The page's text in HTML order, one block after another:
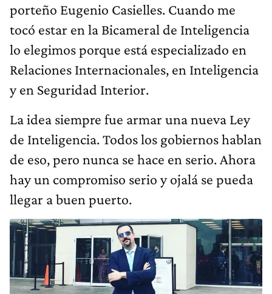
porteño Eugenio Casielles. Cuando me
tocó estar en la Bicameral de Inteligencia
lo elegimos porque está especializado en
Relaciones Internacionales, en Inteligencia
y en Seguridad Interior.
La idea siempre fue armar una nueva Ley
de Inteligencia. Todos los gobiernos hablan
de eso, pero nunca se hace en serio. Ahora
hay un compromiso serio y ojalá se pueda
llegar a buen puerto.